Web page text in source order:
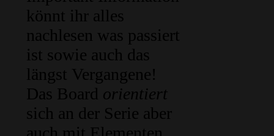
könnt ihr alles
nachlesen was passiert
ist sowie auch das
längst Vergangene!
Das Board orientiert
sich an der Serie aber